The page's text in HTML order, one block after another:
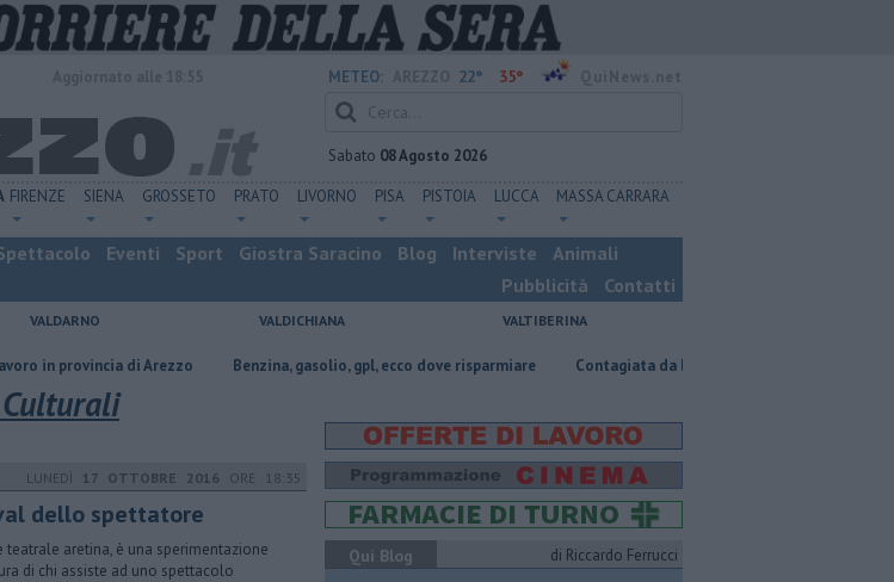
METEO: 22° 35°
Sabato 08 Agosto 2026
FIRENZE SIENA GROSSETO PRATO LIVORNO PISA PISTOIA LUCCA MASSA CARRARA
Eventi Sport Giostra Saracino Blog Interviste
Animali
Pubblicità
Contatti
VALDARNO VALDICHIANA VALTIBERINA
di Arezzo ​Benzina, gasolio, gpl, ecco dove risparmiare Contagiata da legionella, non ce l'ha fatta
LUNEDÌ 17 OTTOBRE 2016 ORE 18:35
dello spettatore
teatrale aretina, è una sperimentazione
di chi assiste ad uno spettacolo
Qui Blog di Riccardo Ferrucci